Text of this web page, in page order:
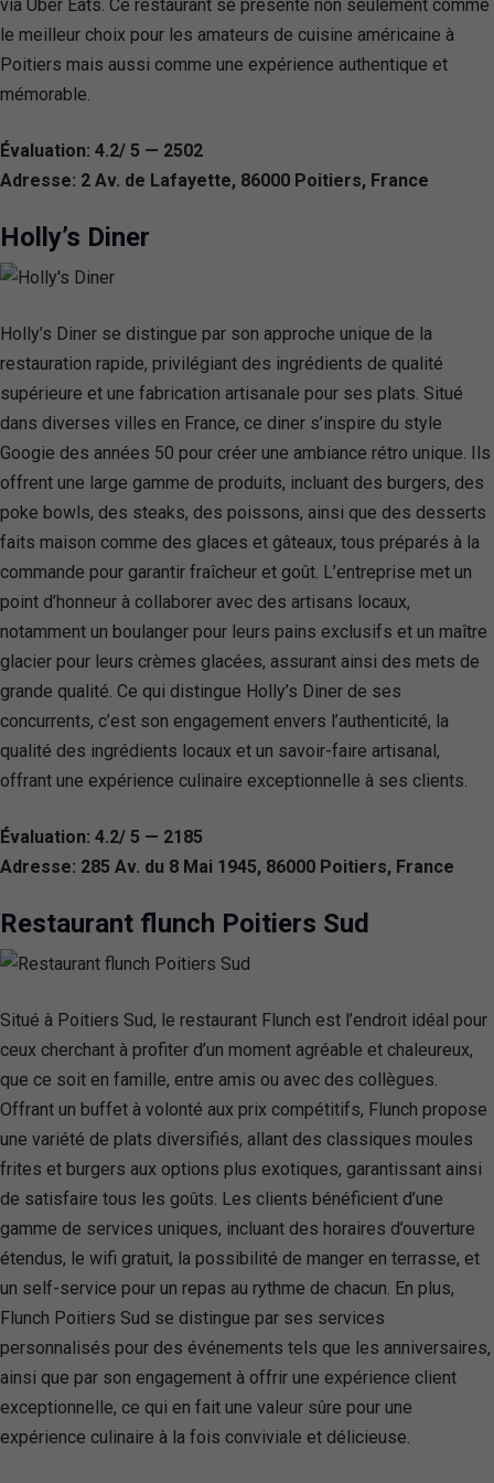
via Uber Eats. Ce restaurant se présente non seulement comme
le meilleur choix pour les amateurs de cuisine américaine à
Poitiers mais aussi comme une expérience authentique et
mémorable.
Évaluation: 4.2/ 5 — 2502
Adresse: 2 Av. de Lafayette, 86000 Poitiers, France
Holly’s Diner
Holly’s Diner se distingue par son approche unique de la
restauration rapide, privilégiant des ingrédients de qualité
supérieure et une fabrication artisanale pour ses plats. Situé
dans diverses villes en France, ce diner s’inspire du style
Googie des années 50 pour créer une ambiance rétro unique. Ils
offrent une large gamme de produits, incluant des burgers, des
poke bowls, des steaks, des poissons, ainsi que des desserts
faits maison comme des glaces et gâteaux, tous préparés à la
commande pour garantir fraîcheur et goût. L’entreprise met un
point d’honneur à collaborer avec des artisans locaux,
notamment un boulanger pour leurs pains exclusifs et un maître
glacier pour leurs crèmes glacées, assurant ainsi des mets de
grande qualité. Ce qui distingue Holly’s Diner de ses
concurrents, c’est son engagement envers l’authenticité, la
qualité des ingrédients locaux et un savoir-faire artisanal,
offrant une expérience culinaire exceptionnelle à ses clients.
Évaluation: 4.2/ 5 — 2185
Adresse: 285 Av. du 8 Mai 1945, 86000 Poitiers, France
Restaurant flunch Poitiers Sud
Situé à Poitiers Sud, le restaurant Flunch est l’endroit idéal pour
ceux cherchant à profiter d’un moment agréable et chaleureux,
que ce soit en famille, entre amis ou avec des collègues.
Offrant un buffet à volonté aux prix compétitifs, Flunch propose
une variété de plats diversifiés, allant des classiques moules
frites et burgers aux options plus exotiques, garantissant ainsi
de satisfaire tous les goûts. Les clients bénéficient d’une
gamme de services uniques, incluant des horaires d’ouverture
étendus, le wifi gratuit, la possibilité de manger en terrasse, et
un self-service pour un repas au rythme de chacun. En plus,
Flunch Poitiers Sud se distingue par ses services
personnalisés pour des événements tels que les anniversaires,
ainsi que par son engagement à offrir une expérience client
exceptionnelle, ce qui en fait une valeur sûre pour une
expérience culinaire à la fois conviviale et délicieuse.